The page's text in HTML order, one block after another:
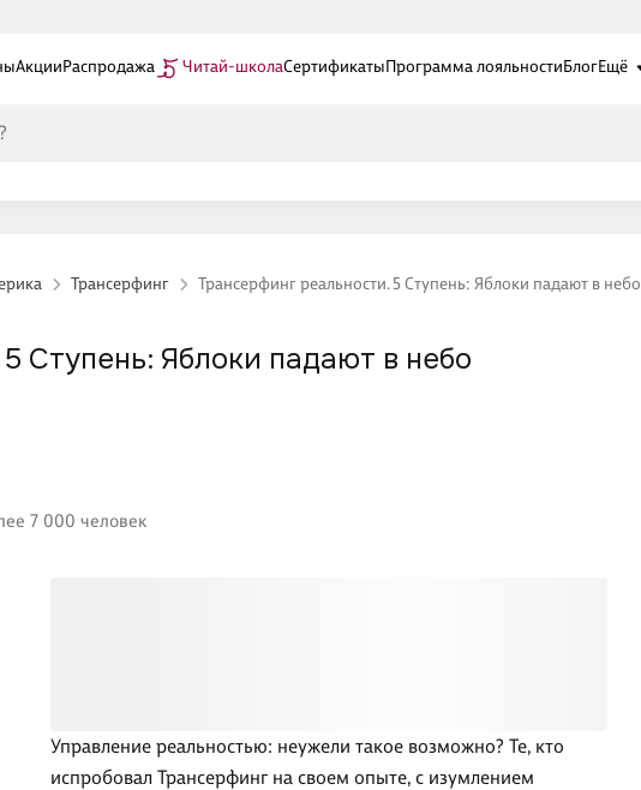
АкцииРаспродажа Читай-школаСертификатыПрограмма лояльностиБлогЕщё
Трансерфинг Трансерфинг реальности. 5 Ступень: Яблоки падают в небо
Управление реальностью: неужели такое возможно? Те, кто
испробовал Трансерфинг на своем опыте, с изумлением
Ступень: Яблоки падают в небо
7 000 человек